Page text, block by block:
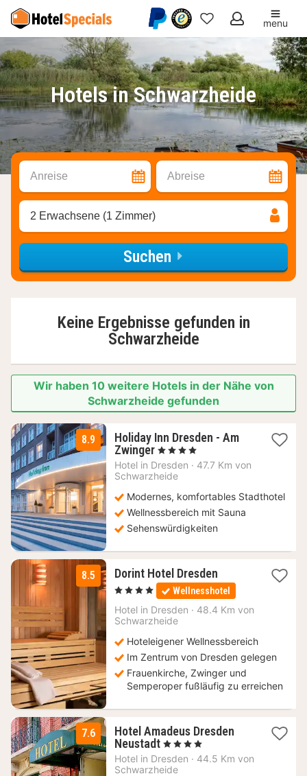
Meine
Favoriten
menu
Hotels in Schwarzheide
Anreise Abreise
2 Erwachsene (1 Zimmer)
Suchen
Keine Ergebnisse gefunden in
Schwarzheide
Wir haben 10 weitere Hotels in der Nähe von
Schwarzheide gefunden
8.9
Holiday Inn Dresden - Am
Zwinger 1
Nacht
ab
€
, 4 Sterne
Hotel in Dresden · 47.7 Km von
Schwarzheide
Modernes, komfortables Stadthotel
Wellnessbereich mit Sauna
Sehenswürdigkeiten
8.5 Dorint Hotel Dresden1
Nacht
ab
84,91
, 4 Sterne Wellnesshotel
Hotel in Dresden · 48.4 Km von
Schwarzheide
Hoteleigener Wellnessbereich
Im Zentrum von Dresden gelegen
Frauenkirche, Zwinger und
Semperoper fußläufig zu erreichen
7.6
Hotel Amadeus Dresden
Neustadt 1
Nacht
ab
, 4 Sterne
Hotel in Dresden · 44.5 Km von
Schwarzheide